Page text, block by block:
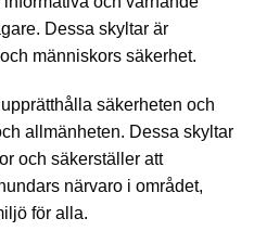
Dessa skyltar är
människors säkerhet.
säkerheten och
allmänheten. Dessa skyltar
och säkerställer att
närvaro i området,
för alla.